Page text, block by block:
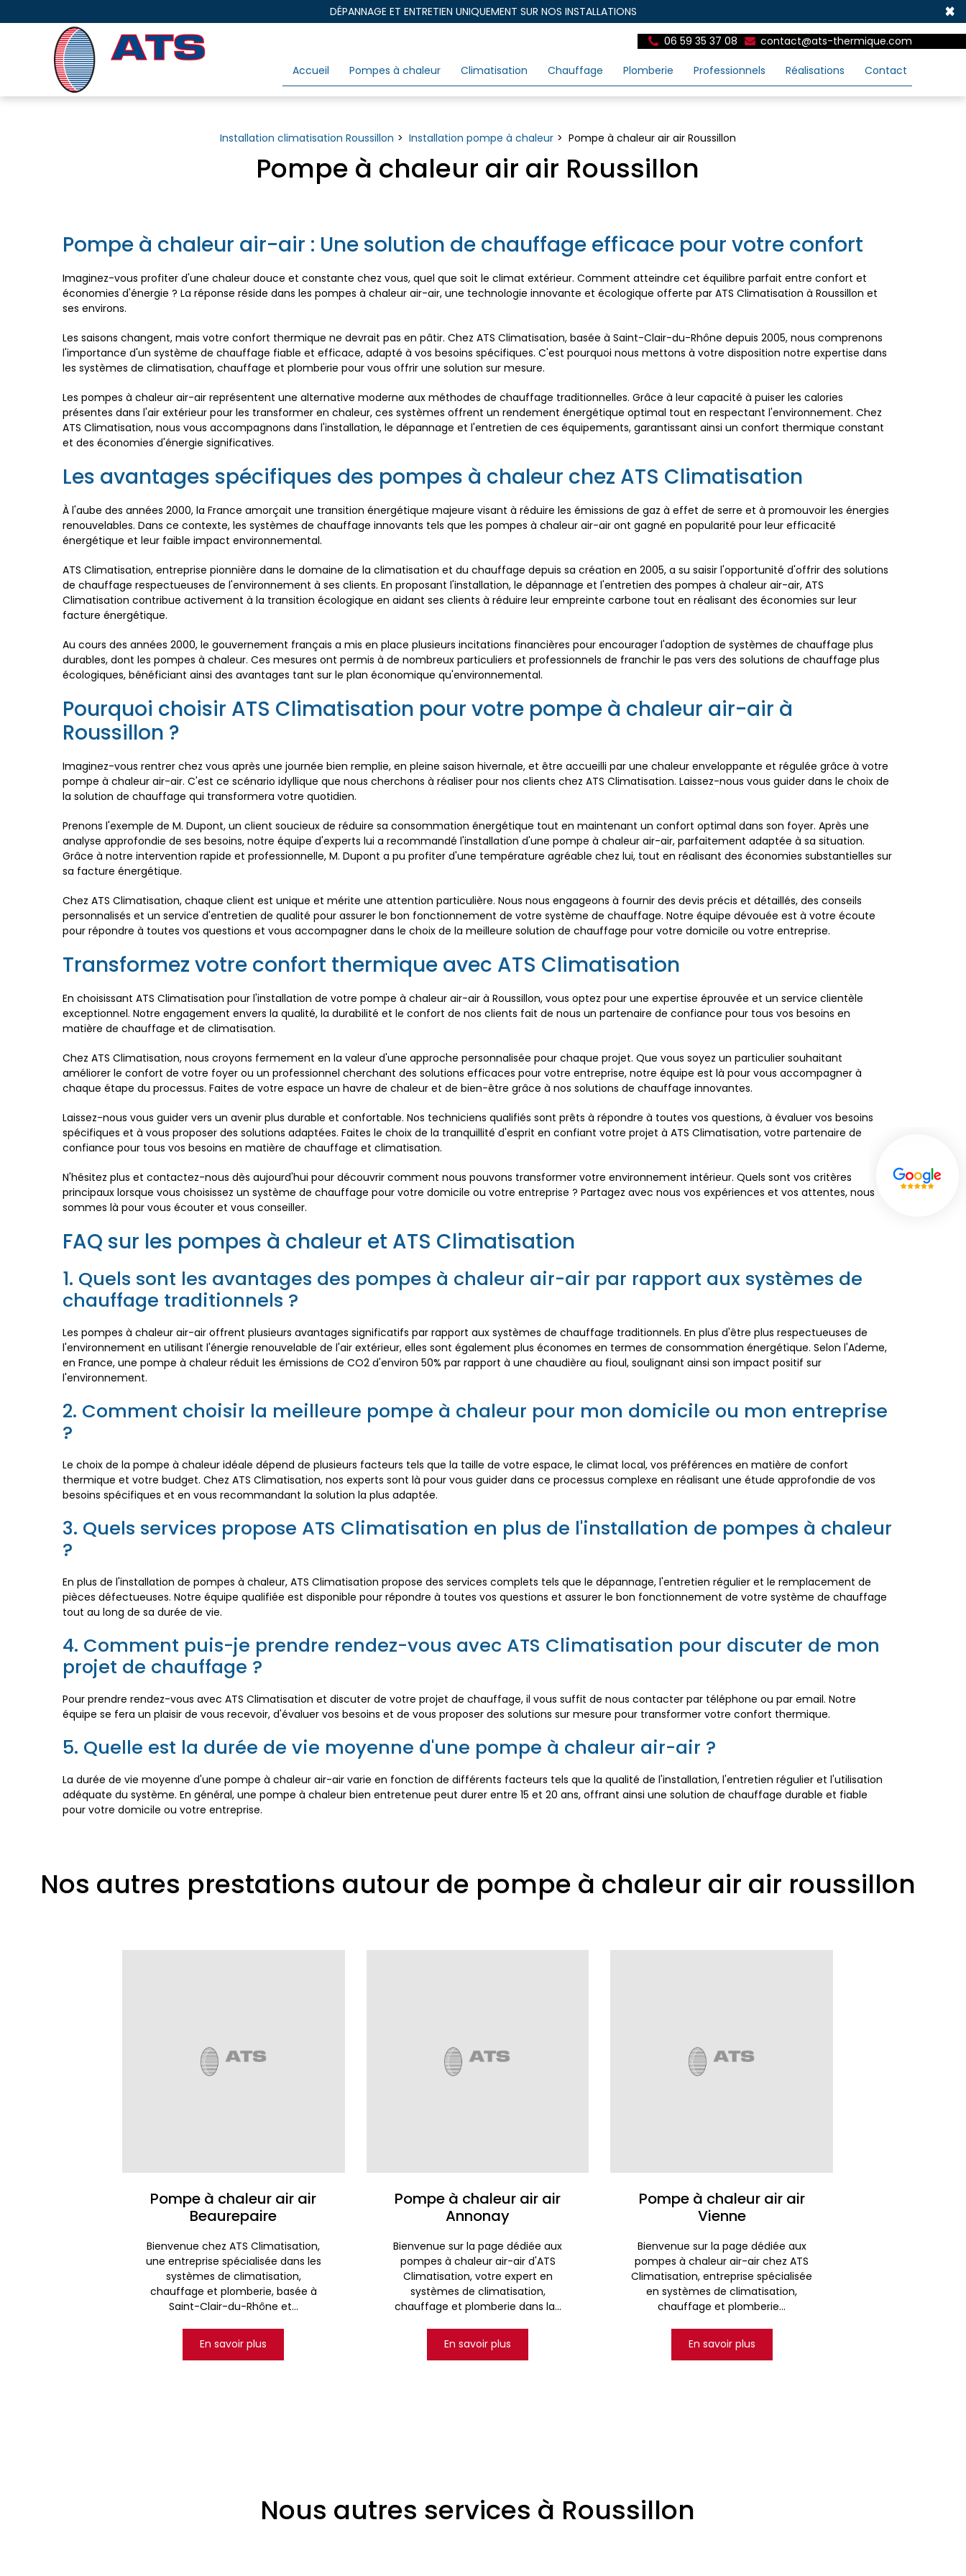
DÉPANNAGE ET ENTRETIEN UNIQUEMENT SUR NOS INSTALLATIONS ×
06 59 35 37 08 contact@ats-thermique.com
Accueil Pompes à chaleur Climatisation Chauffage Plomberie Professionnels Réalisations Contact
Installation climatisation Roussillon Installation pompe à chaleur Pompe à chaleur air air Roussillon
Pompe à chaleur air air Roussillon
Pompe à chaleur air-air : Une solution de chauffage efficace pour votre confort
Imaginez-vous profiter d'une chaleur douce et constante chez vous, quel que soit le climat extérieur. Comment atteindre cet équilibre parfait entre confort et
économies d'énergie ? La réponse réside dans les pompes à chaleur air-air, une technologie innovante et écologique offerte par ATS Climatisation à Roussillon et
ses environs.
Les saisons changent, mais votre confort thermique ne devrait pas en pâtir. Chez ATS Climatisation, basée à Saint-Clair-du-Rhône depuis 2005, nous comprenons
l'importance d'un système de chauffage fiable et efficace, adapté à vos besoins spécifiques. C'est pourquoi nous mettons à votre disposition notre expertise dans
les systèmes de climatisation, chauffage et plomberie pour vous offrir une solution sur mesure.
Les pompes à chaleur air-air représentent une alternative moderne aux méthodes de chauffage traditionnelles. Grâce à leur capacité à puiser les calories
présentes dans l'air extérieur pour les transformer en chaleur, ces systèmes offrent un rendement énergétique optimal tout en respectant l'environnement. Chez
ATS Climatisation, nous vous accompagnons dans l'installation, le dépannage et l'entretien de ces équipements, garantissant ainsi un confort thermique constant
et des économies d'énergie significatives.
Les avantages spécifiques des pompes à chaleur chez ATS Climatisation
À l'aube des années 2000, la France amorçait une transition énergétique majeure visant à réduire les émissions de gaz à effet de serre et à promouvoir les énergies
renouvelables. Dans ce contexte, les systèmes de chauffage innovants tels que les pompes à chaleur air-air ont gagné en popularité pour leur efficacité
énergétique et leur faible impact environnemental.
ATS Climatisation, entreprise pionnière dans le domaine de la climatisation et du chauffage depuis sa création en 2005, a su saisir l'opportunité d'offrir des solutions
de chauffage respectueuses de l'environnement à ses clients. En proposant l'installation, le dépannage et l'entretien des pompes à chaleur air-air, ATS
Climatisation contribue activement à la transition écologique en aidant ses clients à réduire leur empreinte carbone tout en réalisant des économies sur leur
facture énergétique.
Au cours des années 2000, le gouvernement français a mis en place plusieurs incitations financières pour encourager l'adoption de systèmes de chauffage plus
durables, dont les pompes à chaleur. Ces mesures ont permis à de nombreux particuliers et professionnels de franchir le pas vers des solutions de chauffage plus
écologiques, bénéficiant ainsi des avantages tant sur le plan économique qu'environnemental.
Pourquoi choisir ATS Climatisation pour votre pompe à chaleur air-air à
Roussillon ?
Imaginez-vous rentrer chez vous après une journée bien remplie, en pleine saison hivernale, et être accueilli par une chaleur enveloppante et régulée grâce à votre
pompe à chaleur air-air. C'est ce scénario idyllique que nous cherchons à réaliser pour nos clients chez ATS Climatisation. Laissez-nous vous guider dans le choix de
la solution de chauffage qui transformera votre quotidien.
Prenons l'exemple de M. Dupont, un client soucieux de réduire sa consommation énergétique tout en maintenant un confort optimal dans son foyer. Après une
analyse approfondie de ses besoins, notre équipe d'experts lui a recommandé l'installation d'une pompe à chaleur air-air, parfaitement adaptée à sa situation.
Grâce à notre intervention rapide et professionnelle, M. Dupont a pu profiter d'une température agréable chez lui, tout en réalisant des économies substantielles sur
sa facture énergétique.
Chez ATS Climatisation, chaque client est unique et mérite une attention particulière. Nous nous engageons à fournir des devis précis et détaillés, des conseils
personnalisés et un service d'entretien de qualité pour assurer le bon fonctionnement de votre système de chauffage. Notre équipe dévouée est à votre écoute
pour répondre à toutes vos questions et vous accompagner dans le choix de la meilleure solution de chauffage pour votre domicile ou votre entreprise.
Transformez votre confort thermique avec ATS Climatisation
En choisissant ATS Climatisation pour l'installation de votre pompe à chaleur air-air à Roussillon, vous optez pour une expertise éprouvée et un service clientèle
exceptionnel. Notre engagement envers la qualité, la durabilité et le confort de nos clients fait de nous un partenaire de confiance pour tous vos besoins en
matière de chauffage et de climatisation.
Chez ATS Climatisation, nous croyons fermement en la valeur d'une approche personnalisée pour chaque projet. Que vous soyez un particulier souhaitant
améliorer le confort de votre foyer ou un professionnel cherchant des solutions efficaces pour votre entreprise, notre équipe est là pour vous accompagner à
chaque étape du processus. Faites de votre espace un havre de chaleur et de bien-être grâce à nos solutions de chauffage innovantes.
Laissez-nous vous guider vers un avenir plus durable et confortable. Nos techniciens qualifiés sont prêts à répondre à toutes vos questions, à évaluer vos besoins
spécifiques et à vous proposer des solutions adaptées. Faites le choix de la tranquillité d'esprit en confiant votre projet à ATS Climatisation, votre partenaire de
confiance pour tous vos besoins en matière de chauffage et climatisation.
N'hésitez plus et contactez-nous dès aujourd'hui pour découvrir comment nous pouvons transformer votre environnement intérieur. Quels sont vos critères
principaux lorsque vous choisissez un système de chauffage pour votre domicile ou votre entreprise ? Partagez avec nous vos expériences et vos attentes, nous
sommes là pour vous écouter et vous conseiller.
FAQ sur les pompes à chaleur et ATS Climatisation
1. Quels sont les avantages des pompes à chaleur air-air par rapport aux systèmes de
chauffage traditionnels ?
Les pompes à chaleur air-air offrent plusieurs avantages significatifs par rapport aux systèmes de chauffage traditionnels. En plus d'être plus respectueuses de
l'environnement en utilisant l'énergie renouvelable de l'air extérieur, elles sont également plus économes en termes de consommation énergétique. Selon l'Ademe,
en France, une pompe à chaleur réduit les émissions de CO2 d'environ 50% par rapport à une chaudière au fioul, soulignant ainsi son impact positif sur
l'environnement.
2. Comment choisir la meilleure pompe à chaleur pour mon domicile ou mon entreprise
?
Le choix de la pompe à chaleur idéale dépend de plusieurs facteurs tels que la taille de votre espace, le climat local, vos préférences en matière de confort
thermique et votre budget. Chez ATS Climatisation, nos experts sont là pour vous guider dans ce processus complexe en réalisant une étude approfondie de vos
besoins spécifiques et en vous recommandant la solution la plus adaptée.
3. Quels services propose ATS Climatisation en plus de l'installation de pompes à chaleur
?
En plus de l'installation de pompes à chaleur, ATS Climatisation propose des services complets tels que le dépannage, l'entretien régulier et le remplacement de
pièces défectueuses. Notre équipe qualifiée est disponible pour répondre à toutes vos questions et assurer le bon fonctionnement de votre système de chauffage
tout au long de sa durée de vie.
4. Comment puis-je prendre rendez-vous avec ATS Climatisation pour discuter de mon
projet de chauffage ?
Pour prendre rendez-vous avec ATS Climatisation et discuter de votre projet de chauffage, il vous suffit de nous contacter par téléphone ou par email. Notre
équipe se fera un plaisir de vous recevoir, d'évaluer vos besoins et de vous proposer des solutions sur mesure pour transformer votre confort thermique.
5. Quelle est la durée de vie moyenne d'une pompe à chaleur air-air ?
La durée de vie moyenne d'une pompe à chaleur air-air varie en fonction de différents facteurs tels que la qualité de l'installation, l'entretien régulier et l'utilisation
adéquate du système. En général, une pompe à chaleur bien entretenue peut durer entre 15 et 20 ans, offrant ainsi une solution de chauffage durable et fiable
pour votre domicile ou votre entreprise.
Nos autres prestations autour de pompe à chaleur air air roussillon
Pompe à chaleur air air
Beaurepaire
Bienvenue chez ATS Climatisation,
une entreprise spécialisée dans les
systèmes de climatisation,
chauffage et plomberie, basée à
Saint-Clair-du-Rhône et...
En savoir plus
Pompe à chaleur air air
Annonay
Bienvenue sur la page dédiée aux
pompes à chaleur air-air d'ATS
Climatisation, votre expert en
systèmes de climatisation,
chauffage et plomberie dans la...
En savoir plus
Pompe à chaleur air air
Vienne
Bienvenue sur la page dédiée aux
pompes à chaleur air-air chez ATS
Climatisation, entreprise spécialisée
en systèmes de climatisation,
chauffage et plomberie...
En savoir plus
Nous autres services à Roussillon